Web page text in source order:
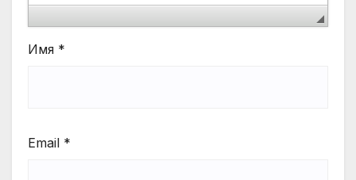
Имя *
Email *